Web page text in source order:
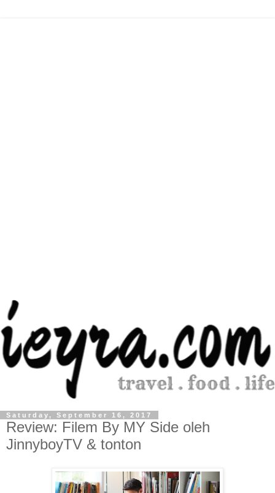
Saturday, September 16, 2017
Review: Filem By MY Side oleh
JinnyboyTV & tonton